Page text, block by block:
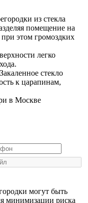
из стекла
помещение на
этом громоздких
легко
стекло
к царапинам,
могут быть
минимизации риска